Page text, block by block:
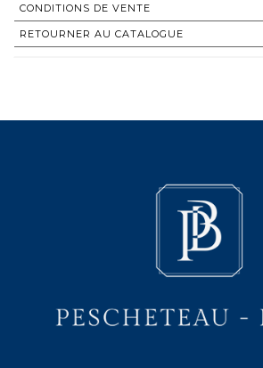
CONDITIONS DE VENTE
RETOURNER AU CATALOGUE